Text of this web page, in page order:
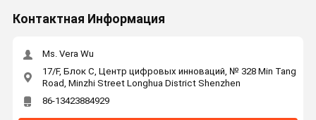
Контактная Информация
Ms. Vera Wu
17/F, Блок C, Центр цифровых инноваций, № 328 Min Tang
Road, Minzhi Street Longhua District Shenzhen
86-13423884929